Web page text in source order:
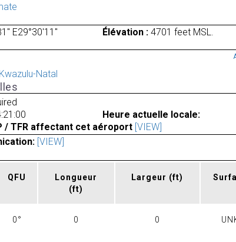
E29°30'11" Élévation :4701 feet MSL.
Kwazulu-Natal
Heure actuelle locale:
/ TFR affectant cet aéroport [VIEW]
[VIEW]
QFU
Longueur
(ft)
Largeur (ft)
0° 0 0